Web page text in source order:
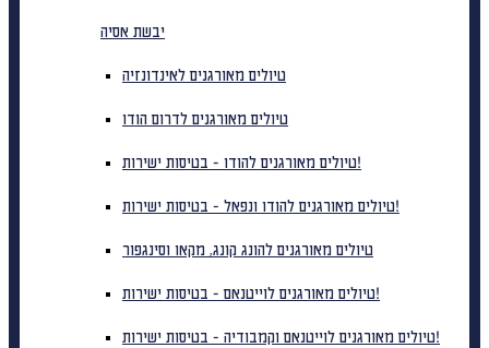
יבשת אסיה
טיולים מאורגנים לאינדונזיה
טיולים מאורגנים לדרום הודו
טיולים מאורגנים להודו - בטיסות ישירות!
טיולים מאורגנים להודו ונפאל - בטיסות ישירות!
טיולים מאורגנים להונג קונג, מקאו וסינגפור
טיולים מאורגנים לוייטנאם - בטיסות ישירות!
טיולים מאורגנים לוייטנאם וקמבודיה - בטיסות ישירות!